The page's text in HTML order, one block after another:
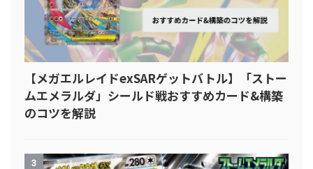
【メガエルレイドexSARゲットバトル】「ストー
ムエメラルダ」シールド戦おすすめカード&構築
のコツを解説
3